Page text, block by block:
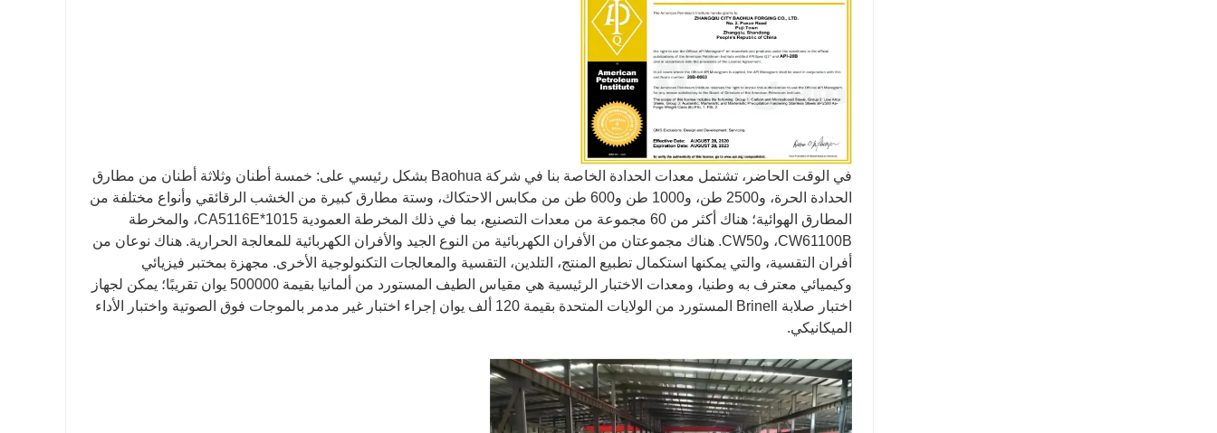
في الوقت الحاضر، تشتمل معدات الحدادة الخاصة بنا في شركة Baohua بشكل رئيسي على: خمسة أطنان وثلاثة أطنان من مطارق
الحدادة الحرة، و2500 طن، و1000 طن و600 طن من مكابس الاحتكاك، وستة مطارق كبيرة من الخشب الرقائقي وأنواع مختلفة من
المطارق الهوائية؛ هناك أكثر من 60 مجموعة من معدات التصنيع، بما في ذلك المخرطة العمودية CA5116E*1015، والمخرطة
CW61100B، وCW50. هناك مجموعتان من الأفران الكهربائية من النوع الجيد والأفران الكهربائية للمعالجة الحرارية. هناك نوعان من
أفران التقسية، والتي يمكنها استكمال تطبيع المنتج، التلدين، التقسية والمعالجات التكنولوجية الأخرى. مجهزة بمختبر فيزيائي
وكيميائي معترف به وطنيا، ومعدات الاختبار الرئيسية هي مقياس الطيف المستورد من ألمانيا بقيمة 500000 يوان تقريبًا؛ يمكن لجهاز
اختبار صلابة Brinell المستورد من الولايات المتحدة بقيمة 120 ألف يوان إجراء اختبار غير مدمر بالموجات فوق الصوتية واختبار الأداء
الميكانيكي.